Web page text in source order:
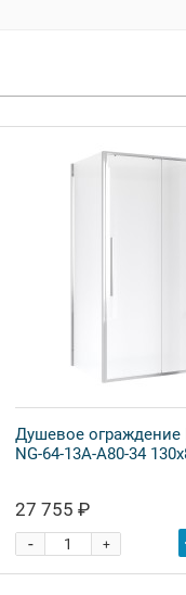
Душевое ограждение
NG-64-13A-A80-34
27 755 ₽
+
-